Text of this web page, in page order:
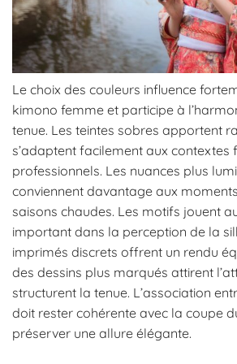
Le choix des couleurs influence
kimono femme et participe à
tenue. Les teintes sobres apportent
s’adaptent facilement aux contextes
professionnels. Les nuances plus
conviennent davantage aux
saisons chaudes. Les motifs jouent
important dans la perception de la
imprimés discrets offrent un rendu
des dessins plus marqués attirent
structurent la tenue. L’association
doit rester cohérente avec la coupe
préserver une allure élégante.